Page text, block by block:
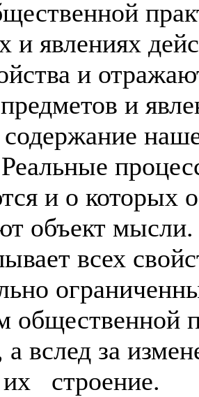
и явле­ниях
и
и
содержание
и о ко­торых
объект
всех
общественной
а вслед за
их строение.